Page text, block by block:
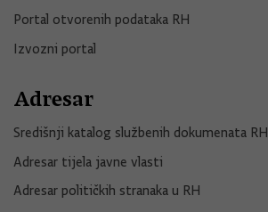
Portal otvorenih podataka RH
Izvozni portal
Adresar
Središnji katalog službenih dokumenata RH
Adresar tijela javne vlasti
Adresar političkih stranaka u RH